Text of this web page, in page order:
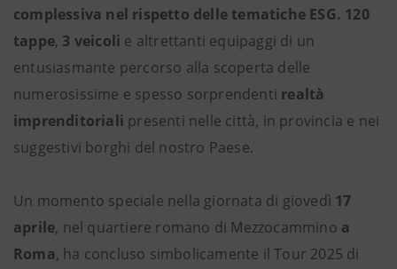
complessiva nel rispetto delle tematiche ESG. 120
tappe, 3 veicoli e altrettanti equipaggi di un
entusiasmante percorso alla scoperta delle
numerosissime e spesso sorprendenti realtà
imprenditoriali presenti nelle città, in provincia e nei
suggestivi borghi del nostro Paese.
Un momento speciale nella giornata di giovedì 17
aprile, nel quartiere romano di Mezzocammino a
Roma, ha concluso simbolicamente il Tour 2025 di